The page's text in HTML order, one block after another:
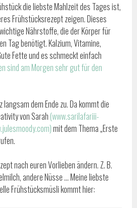
die liebste Mahlzeit des Tages ist,
Frühstücksrezept zeigen. Dieses
Nährstoffe, die der Körper für
Tag benötigt. Kalzium, Vitamine,
Fette und es schmeckt einfach
sind am Morgen sehr gut für den
dem Ende zu. Da kommt die
von Sarah (www.sarilafariii-
mit dem Thema „Erste
nach euren Vorlieben ändern. Z. B.
andere Nüsse … Meine liebste
Frühstücksmüsli kommt hier: